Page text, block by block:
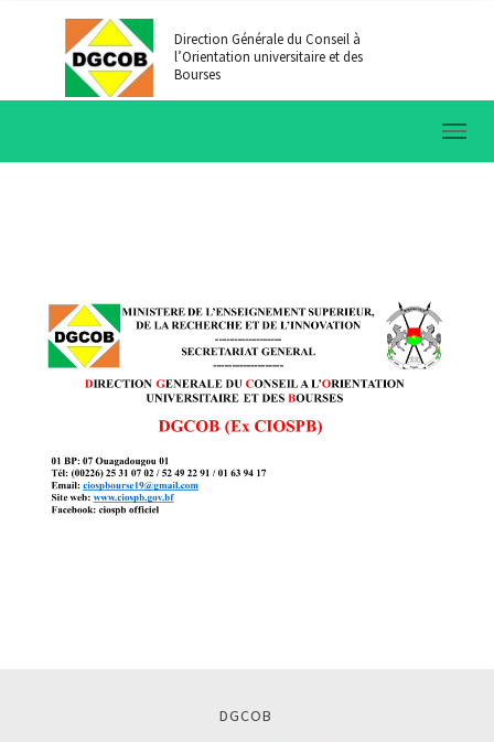
Direction Générale du Conseil à
l’Orientation universitaire et des
Bourses
DGCOB